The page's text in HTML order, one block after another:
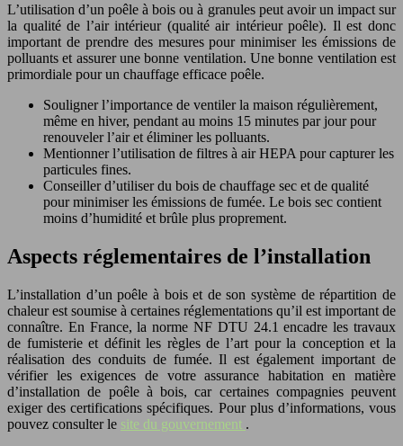
L’utilisation d’un poêle à bois ou à granules peut avoir un impact sur
la qualité de l’air intérieur (qualité air intérieur poêle). Il est donc
important de prendre des mesures pour minimiser les émissions de
polluants et assurer une bonne ventilation. Une bonne ventilation est
primordiale pour un chauffage efficace poêle.
Souligner l’importance de ventiler la maison régulièrement,
même en hiver, pendant au moins 15 minutes par jour pour
renouveler l’air et éliminer les polluants.
Mentionner l’utilisation de filtres à air HEPA pour capturer les
particules fines.
Conseiller d’utiliser du bois de chauffage sec et de qualité
pour minimiser les émissions de fumée. Le bois sec contient
moins d’humidité et brûle plus proprement.
Aspects réglementaires de l’installation
L’installation d’un poêle à bois et de son système de répartition de
chaleur est soumise à certaines réglementations qu’il est important de
connaître. En France, la norme NF DTU 24.1 encadre les travaux
de fumisterie et définit les règles de l’art pour la conception et la
réalisation des conduits de fumée. Il est également important de
vérifier les exigences de votre assurance habitation en matière
d’installation de poêle à bois, car certaines compagnies peuvent
exiger des certifications spécifiques. Pour plus d’informations, vous
pouvez consulter le site du gouvernement .